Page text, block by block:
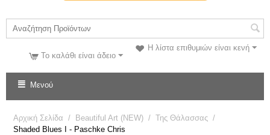
Η λίστα επιθυμιών είναι κενή
Το καλάθι είναι άδειο
Μενού
Αρχική Σελίδα / Beautiful Art (NEW) / Της Θάλασσας /
Shaded Blues I - Paschke Chris